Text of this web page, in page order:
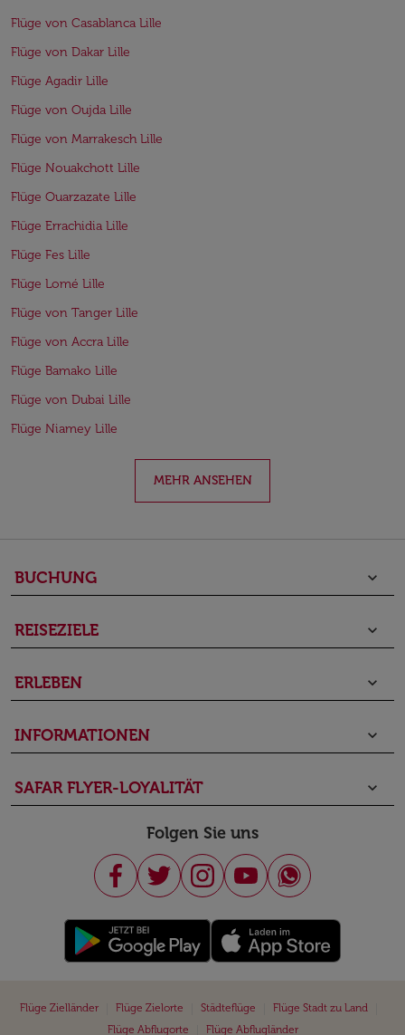
Flüge von Casablanca Lille
Flüge von Dakar Lille
Flüge Agadir Lille
Flüge von Oujda Lille
Flüge von Marrakesch Lille
Flüge Nouakchott Lille
Flüge Ouarzazate Lille
Flüge Errachidia Lille
Flüge Fes Lille
Flüge Lomé Lille
Flüge von Tanger Lille
Flüge von Accra Lille
Flüge Bamako Lille
Flüge von Dubai Lille
Flüge Niamey Lille
MEHR ANSEHEN
BUCHUNG keyboard_arrow_down
REISEZIELE keyboard_arrow_down
ERLEBEN keyboard_arrow_down
INFORMATIONEN keyboard_arrow_down
SAFAR FLYER-LOYALITÄT keyboard_arrow_down
Folgen Sie uns
Flüge Zielländer Flüge Zielorte Städteflüge Flüge Stadt zu Land
Flüge Abflugorte
Flüge Abflugländer